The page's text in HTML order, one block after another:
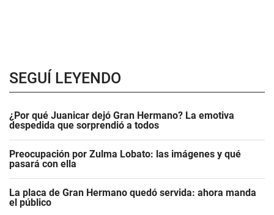
SEGUÍ LEYENDO
¿Por qué Juanicar dejó Gran Hermano? La emotiva
despedida que sorprendió a todos
Preocupación por Zulma Lobato: las imágenes y qué
pasará con ella
La placa de Gran Hermano quedó servida: ahora manda
el público